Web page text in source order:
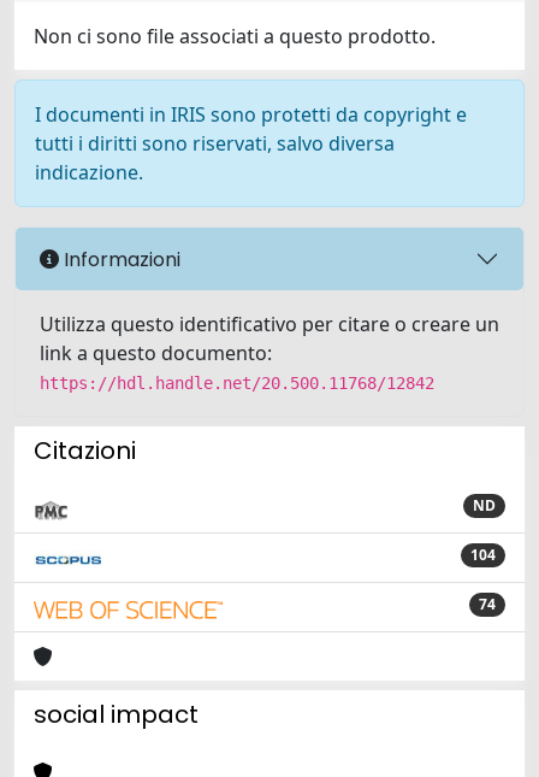
Non ci sono file associati a questo prodotto.
I documenti in IRIS sono protetti da copyright e
tutti i diritti sono riservati, salvo diversa
indicazione.
Informazioni
Utilizza questo identificativo per citare o creare un
link a questo documento:
https://hdl.handle.net/20.500.11768/12842
Citazioni
ND
104
74
social impact